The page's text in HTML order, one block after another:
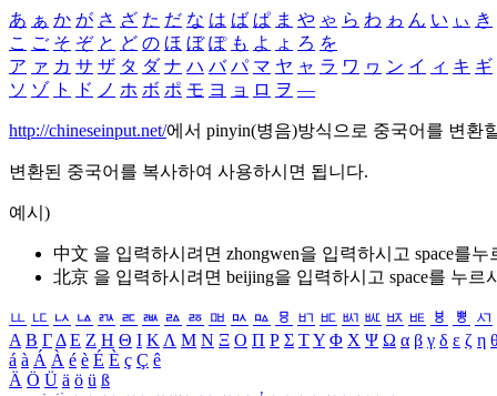
あ ぁ か が さ ざ た だ な は ば ぱ ま や ゃ ら わ ゎ ん い ぃ き
こ ご そ ぞ と ど の ほ ぼ ぽ も よ ょ ろ を
ア ァ カ サ ザ タ ダ ナ ハ バ パ マ ヤ ャ ラ ワ ヮ ン イ ィ キ ギ
ソ ゾ ト ド ノ ホ ボ ポ モ ヨ ョ ロ ヲ ―
http://chineseinput.net/에서 pinyin(병음)방식으로 중국어를 변환
변환된 중국어를 복사하여 사용하시면 됩니다.
예시)
中文 을 입력하시려면 zhongwen을 입력하시고 space를
北京 을 입력하시려면 beijing을 입력하시고 space를 누르
ㅥ ㅦ ㅧ ㅨ ㅩ ㅪ ㅫ ㅬ ㅭ ㅮ ㅯ ㅰ ㅱ ㅲ ㅳ ㅴ ㅵ ㅶ ㅷ ㅸ ㅹ ㅺ
Α Β ΓΔ Ε Ζ Η Θ Ι ΚΛ Μ Ν Ξ Ο Π Ρ Σ ΤΥ Φ Χ Ψ Ω α β γ δ ε ζ η
á à Á À é è É È ç Ç ê
Ä Ö Ü ä ö ü ß